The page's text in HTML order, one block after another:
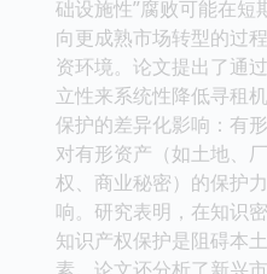
础设施性”腐败可能在短
向更成熟市场转型的过
资环境。论文提出了通
立性来系统性降低寻租
保护的差异化影响：有
对有形资产（如土地、
权、商业秘密）的保护
响。研究表明，在知识
知识产权保护是阻碍本